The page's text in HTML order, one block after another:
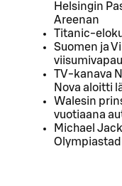
Helsingin
Areenan
Titanic-
Suomen ja
TV-kanava
Nova aloitti
Walesin
vuotiaana
Michael